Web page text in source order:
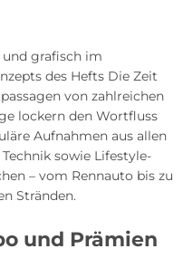
grafisch im
des Hefts Die Zeit
von zahlreichen
lockern den Wortfluss
Aufnahmen aus allen
sowie Lifestyle-
– vom Rennauto bis zu
Stränden.
und Prämien